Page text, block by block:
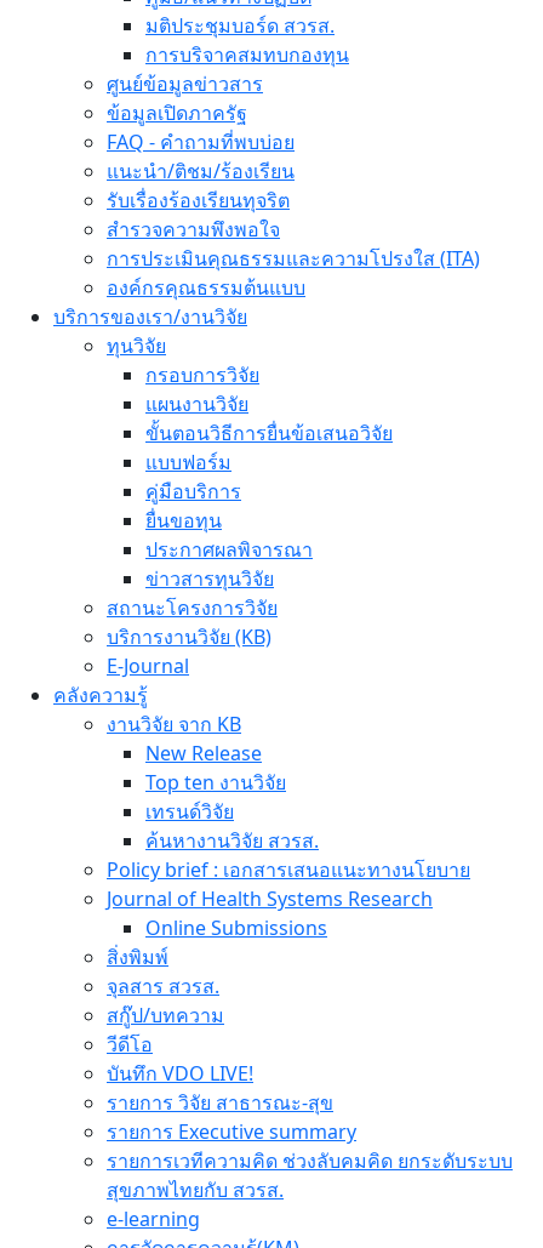
มติประชุมบอร์ด สวรส.
การบริจาคสมทบกองทุน
ศูนย์ข้อมูลข่าวสาร
ข้อมูลเปิดภาครัฐ
FAQ - คำถามที่พบบ่อย
แนะนำ/ติชม/ร้องเรียน
รับเรื่องร้องเรียนทุจริต
สำรวจความพึงพอใจ
การประเมินคุณธรรมและความโปรงใส (ITA)
องค์กรคุณธรรมต้นแบบ
บริการของเรา/งานวิจัย
ทุนวิจัย
กรอบการวิจัย
แผนงานวิจัย
ขั้นตอนวิธีการยื่นข้อเสนอวิจัย
แบบฟอร์ม
คู่มือบริการ
ยื่นขอทุน
ประกาศผลพิจารณา
ข่าวสารทุนวิจัย
สถานะโครงการวิจัย
บริการงานวิจัย (KB)
E-Journal
คลังความรู้
งานวิจัย จาก KB
New Release
Top ten งานวิจัย
เทรนด์วิจัย
ค้นหางานวิจัย สวรส.
Policy brief : เอกสารเสนอแนะทางนโยบาย
Journal of Health Systems Research
Online Submissions
สิ่งพิมพ์
จุลสาร สวรส.
สกู๊ป/บทความ
วีดีโอ
บันทึก VDO LIVE!
รายการ วิจัย สาธารณะ-สุข
รายการ Executive summary
รายการเวทีความคิด ช่วงลับคมคิด ยกระดับระบบ
สุขภาพไทยกับ สวรส.
e-learning